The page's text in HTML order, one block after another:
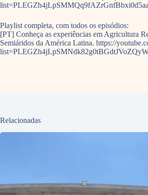
Playlist completa, com todos os episódios:
[PT] Conheça as experiências em Agricultura
Semiáridos da América Latina. https://
Relacionadas